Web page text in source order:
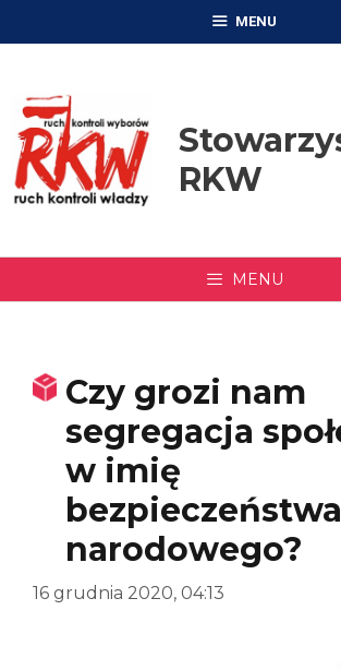
MENU
RKW
MENU
Czy grozi nam
segregacja
w imię
bezpieczeństwa
narodowego?
16 grudnia 2020, 04:13